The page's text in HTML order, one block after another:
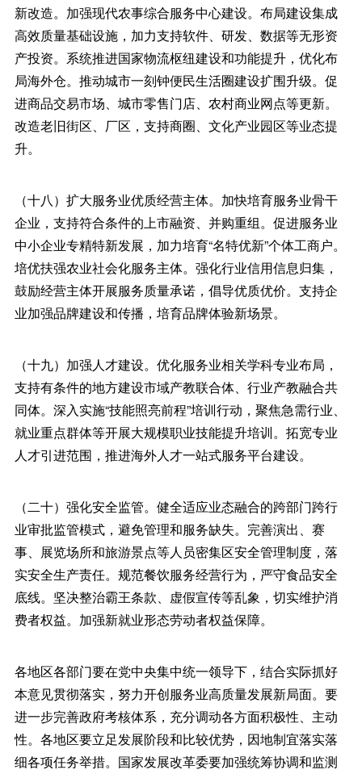
新改造。加强现代农事综合服务中心建设。布局建设集成
高效质量基础设施，加力支持软件、研发、数据等无形资
产投资。系统推进国家物流枢纽建设和功能提升，优化布
局海外仓。推动城市一刻钟便民生活圈建设扩围升级。促
进商品交易市场、城市零售门店、农村商业网点等更新。
改造老旧街区、厂区，支持商圈、文化产业园区等业态提
升。
（十八）扩大服务业优质经营主体。加快培育服务业骨干
企业，支持符合条件的上市融资、并购重组。促进服务业
中小企业专精特新发展，加力培育“名特优新”个体工商户。
培优扶强农业社会化服务主体。强化行业信用信息归集，
鼓励经营主体开展服务质量承诺，倡导优质优价。支持企
业加强品牌建设和传播，培育品牌体验新场景。
（十九）加强人才建设。优化服务业相关学科专业布局，
支持有条件的地方建设市域产教联合体、行业产教融合共
同体。深入实施“技能照亮前程”培训行动，聚焦急需行业、
就业重点群体等开展大规模职业技能提升培训。拓宽专业
人才引进范围，推进海外人才一站式服务平台建设。
（二十）强化安全监管。健全适应业态融合的跨部门跨行
业审批监管模式，避免管理和服务缺失。完善演出、赛
事、展览场所和旅游景点等人员密集区安全管理制度，落
实安全生产责任。规范餐饮服务经营行为，严守食品安全
底线。坚决整治霸王条款、虚假宣传等乱象，切实维护消
费者权益。加强新就业形态劳动者权益保障。
各地区各部门要在党中央集中统一领导下，结合实际抓好
本意见贯彻落实，努力开创服务业高质量发展新局面。要
进一步完善政府考核体系，充分调动各方面积极性、主动
性。各地区要立足发展阶段和比较优势，因地制宜落实落
细各项任务举措。国家发展改革委要加强统筹协调和监测